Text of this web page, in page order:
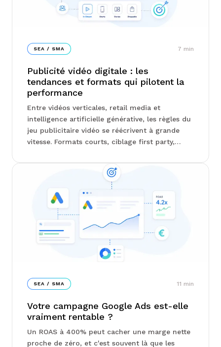
SEA / SMA 7 min
Publicité vidéo digitale : les
tendances et formats qui pilotent la
performance
Entre vidéos verticales, retail media et
intelligence artificielle générative, les règles du
jeu publicitaire vidéo se réécrivent à grande
vitesse. Formats courts, ciblage first party,
des annonceurs se resserrent autour de
quelques leviers bien précis. Chez Junto, on
vous explique lesquels comptent vraiment, et
pourquoi certains formats surperforment
nettement les autres...
SEA / SMA 11 min
Votre campagne Google Ads est-elle
vraiment rentable ?
Un ROAS à 400% peut cacher une marge nette
proche de zéro, et c'est souvent là que les